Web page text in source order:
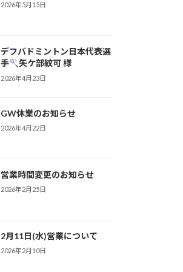
2026年5月15日
デフバドミントン日本代表選
手
矢ケ部紋可 様
2026年4月23日
GW休業のお知らせ
2026年4月22日
営業時間変更のお知らせ
2026年2月25日
2月11日(水)営業について
2026年2月10日